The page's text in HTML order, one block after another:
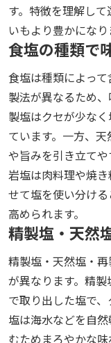
す。特徴を理解し
いもより豊かになり
食塩の種類で
食塩は種類によって
製法が異なるため
製塩はクセが少な
ています。一方、
や旨みを引き立て
岩塩は肉料理や焼
せて塩を使い分け
高められます。
精製塩・天然
精製塩・天然塩・
が異なります。精
で取り出した塩で
塩は海水などを自
むためまろやかな